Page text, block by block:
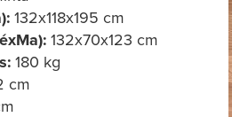
132x118x195 cm
132x70x123 cm
180 kg
cm